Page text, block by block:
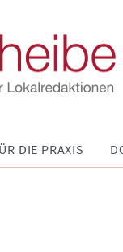
DIE PRAXIS